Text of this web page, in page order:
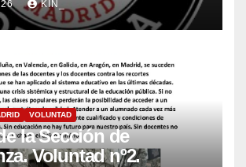
KIN_
VOLUNTAD
la Sección de
Voluntad nº2.